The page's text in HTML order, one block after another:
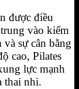
được điều
vào kiểm
sự cân bằng
cao, Pilates
lực mạnh
thai nhi.